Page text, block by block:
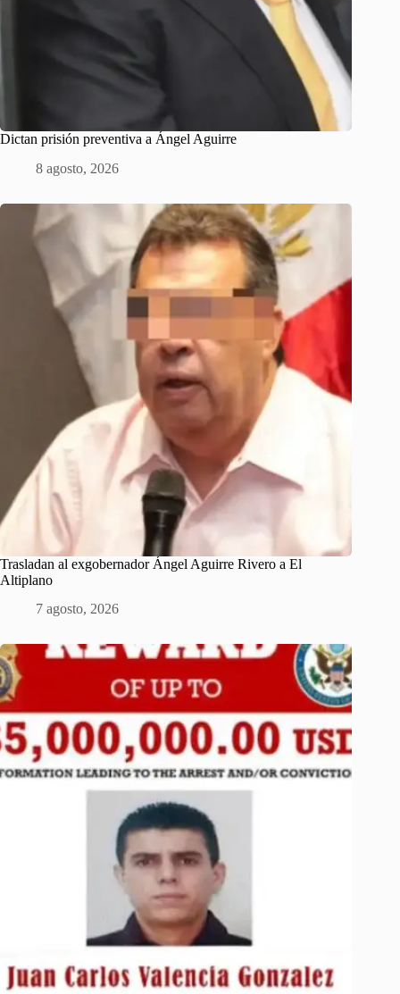
Dictan prisión preventiva a Ángel Aguirre
8 agosto, 2026
Trasladan al exgobernador Ángel Aguirre Rivero a El
Altiplano
7 agosto, 2026